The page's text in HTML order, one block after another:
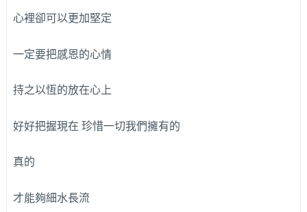
心裡卻可以更加堅定
一定要把感恩的心情
持之以恆的放在心上
好好把握現在 珍惜一切我們擁有的
真的
才能夠細水長流